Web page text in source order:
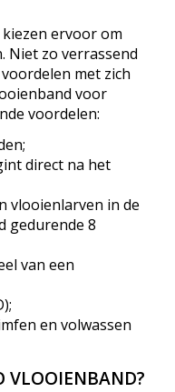
ervoor om
Niet zo verrassend
met zich
voor
voordelen:
direct na het
vlooienlarven in de
gedurende 8
van een
en volwassen
VLOOIENBAND?